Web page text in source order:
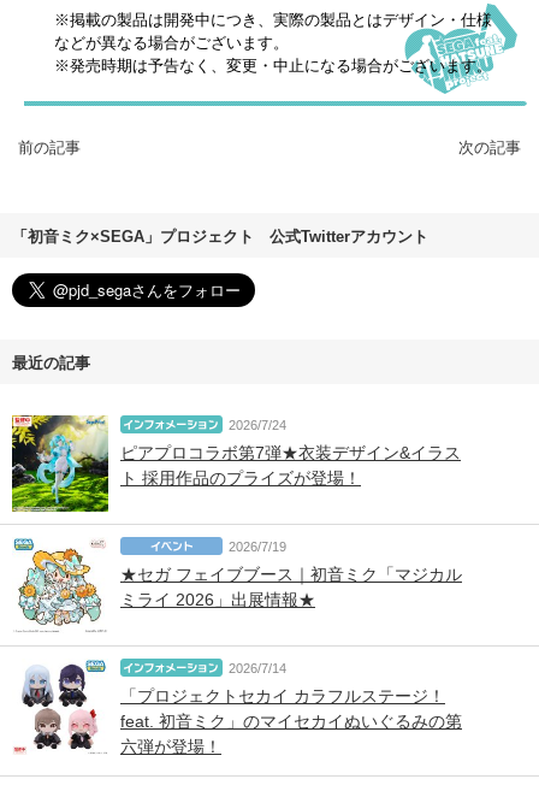
※掲載の製品は開発中につき、実際の製品とはデザイン・仕様
などが異なる場合がございます。
※発売時期は予告なく、変更・中止になる場合がございます。
前の記事 次の記事
「初音ミク×SEGA」プロジェクト 公式Twitterアカウント
最近の記事
2026/7/24
ピアプロコラボ第7弾★衣装デザイン&イラス
ト 採用作品のプライズが登場！
2026/7/19
★セガ フェイブブース｜初音ミク「マジカル
ミライ 2026」出展情報★
2026/7/14
「プロジェクトセカイ カラフルステージ！
feat. 初音ミク」のマイセカイぬいぐるみの第
六弾が登場！